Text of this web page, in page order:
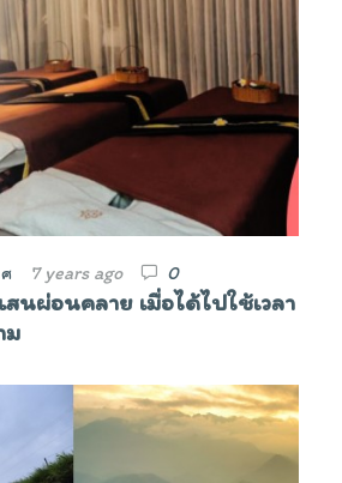
7 years ago 0
นผ่อนคลาย เมื่อได้ไปใช้เวลา
ม